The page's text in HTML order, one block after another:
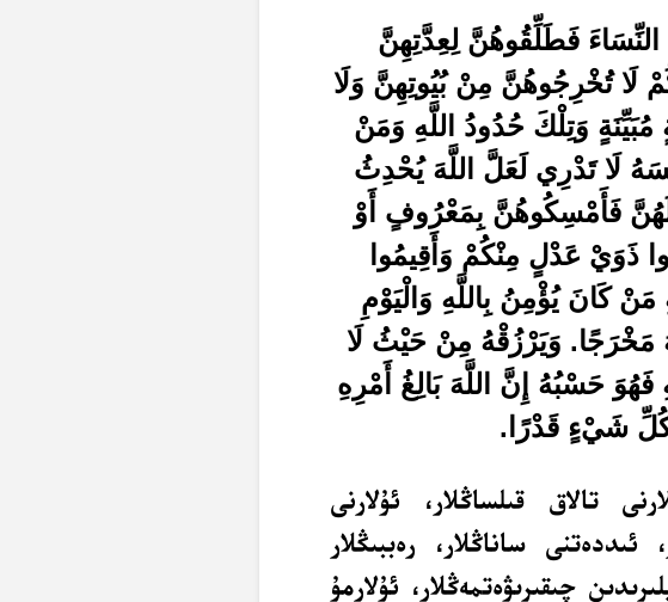
النِّسَاءَ فَطَلِّقُوهُنَّ لِعِدَّتِهِنَّ
لَا تُخْرِجُوهُنَّ مِنْ بُيُوتِهِنَّ وَلَا
وَتِلْكَ حُدُودُ اللَّهِ وَمَنْ
لَا تَدْرِي لَعَلَّ اللَّهَ يُحْدِثُ
فَأَمْسِكُوهُنَّ بِمَعْرُوفٍ أَوْ
ذَوَيْ عَدْلٍ مِنْكُمْ وَأَقِيمُوا
كَانَ يُؤْمِنُ بِاللَّهِ وَالْيَوْمِ
مَخْرَجًا. وَيَرْزُقْهُ مِنْ حَيْثُ لَا
حَسْبُهُ إِنَّ اللَّهَ بَالِغُ أَمْرِهِ
شَيْءٍ قَدْرًا .
تالاق قىلساڭلار، ئۇلارنى
ساناڭلار، رەببىڭلار
چىقىرىۋەتمەڭلار، ئۇلارمۇ